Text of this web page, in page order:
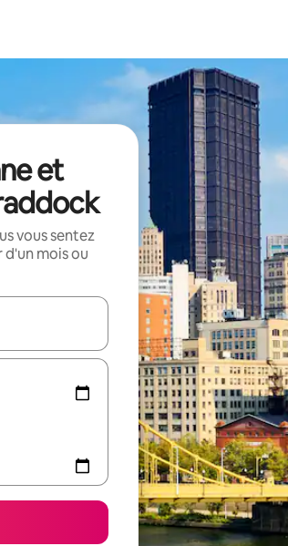
et
vous sentez
d'un mois ou
les flèches vers le haut et vers le bas pour